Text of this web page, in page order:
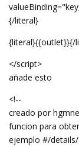
{/literal}
{literal}{{outlet}}{/
</script>
añade esto
<!--
creado por
funcion para
ejemplo #/